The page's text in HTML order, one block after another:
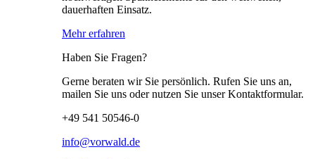
dauerhaften Einsatz.
Mehr erfahren
Haben Sie Fragen?
Gerne beraten wir Sie persönlich. Rufen Sie uns an,
mailen Sie uns oder nutzen Sie unser Kontaktformular.
+49 541 50546-0
info@vorwald.de